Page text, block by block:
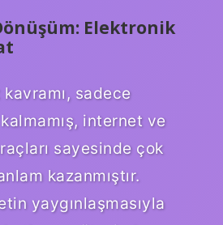
Elektronik
kavramı, sadece
kalmamış, internet ve
sayesinde çok
kazanmıştır.
yaygınlaşmasıyla